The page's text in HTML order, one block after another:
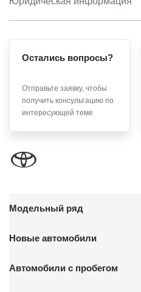
Остались вопросы?
Отправьте заявку, чтобы
получить консультацию по
интересующей теме
Модельный ряд
Новые автомобили
Автомобили с пробегом